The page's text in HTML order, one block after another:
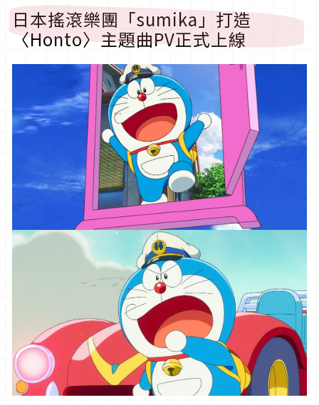
日本搖滾樂團「sumika」打造
〈Honto〉主題曲PV正式上線